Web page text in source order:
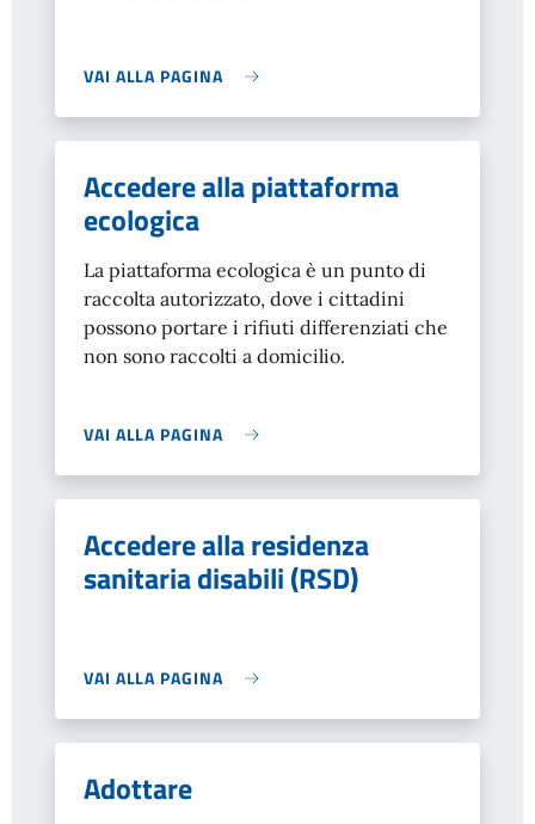
VAI ALLA PAGINA
Accedere alla piattaforma
ecologica
La piattaforma ecologica è un punto di
raccolta autorizzato, dove i cittadini
possono portare i rifiuti differenziati che
non sono raccolti a domicilio.
VAI ALLA PAGINA
Accedere alla residenza
sanitaria disabili (RSD)
VAI ALLA PAGINA
Adottare